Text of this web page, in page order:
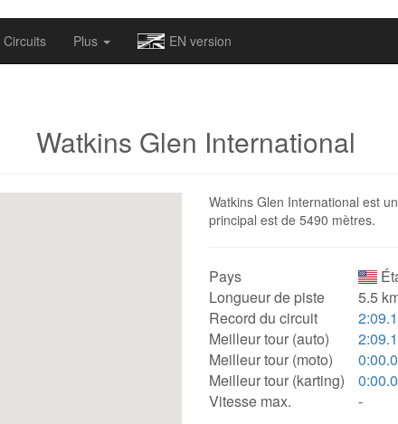
Circuits Plus EN version
Watkins Glen International
Watkins Glen International est
principal est de 5490 mètres.
Pays
Longueur de piste
5.5
Record du circuit
Meilleur tour (auto)
Meilleur tour (moto)
Meilleur tour (karting)
Vitesse max.
-